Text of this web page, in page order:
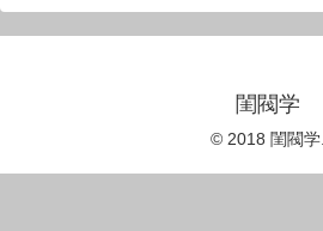
閨閥学
© 2018 閨閥学.